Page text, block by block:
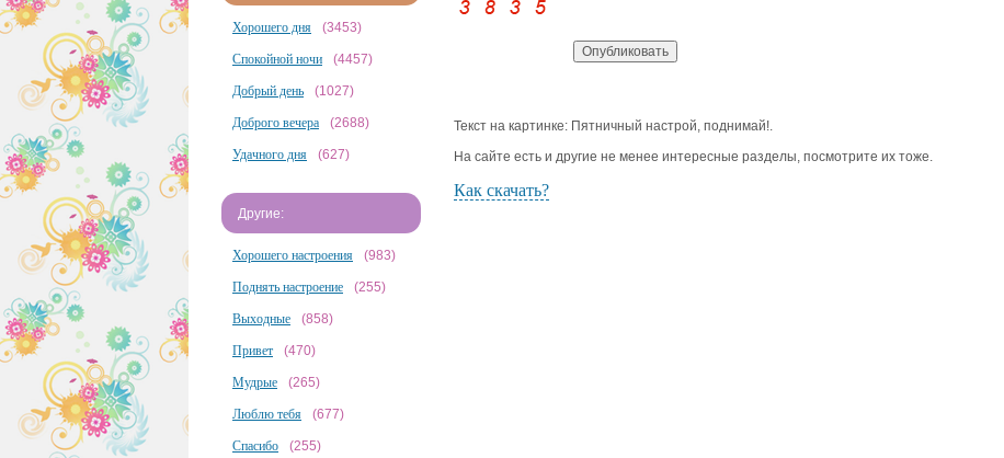
Хорошего дня (3453)
Спокойной ночи (4457)
Добрый день (1027)
Доброго вечера (2688)
Удачного дня (627)
Другие:
Хорошего настроения (983)
Поднять настроение (255)
Выходные (858)
Привет (470)
Мудрые (265)
Люблю тебя (677)
Спасибо (255)
Текст на картинке: Пятничный настрой, поднимай!.
На сайте есть и другие не менее интересные разделы, посмотрите их тоже.
Как скачать?